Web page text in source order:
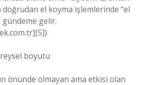
doğrudan el koyma işlemlerinde “el
gündeme gelir.
boyutu
önünde olmayan ama etkisi olan